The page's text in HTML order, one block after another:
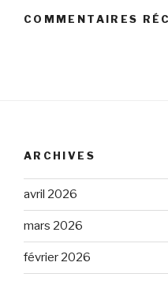
COMMENTAIRES
ARCHIVES
avril 2026
mars 2026
février 2026